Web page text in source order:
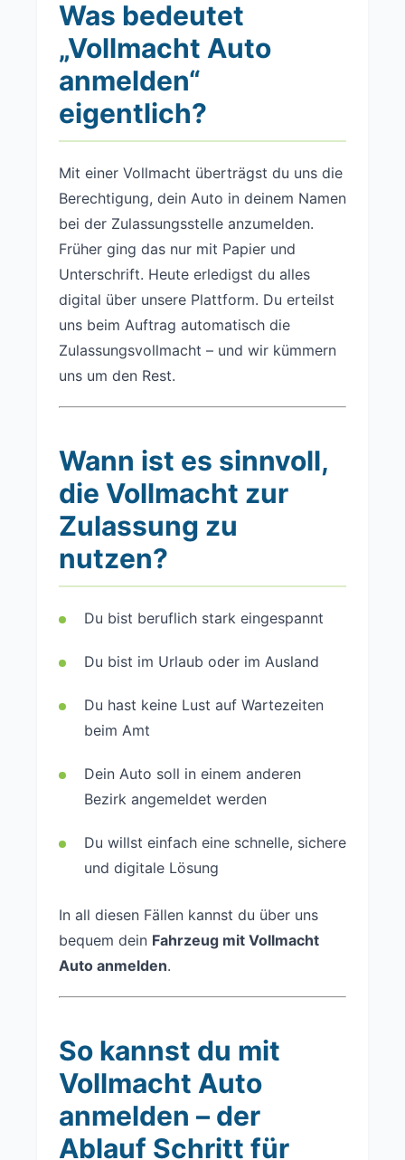
Was bedeutet
„Vollmacht Auto
anmelden“
eigentlich?
Mit einer Vollmacht überträgst du uns die
Berechtigung, dein Auto in deinem Namen
bei der Zulassungsstelle anzumelden.
Früher ging das nur mit Papier und
Unterschrift. Heute erledigst du alles
digital über unsere Plattform. Du erteilst
uns beim Auftrag automatisch die
Zulassungsvollmacht – und wir kümmern
uns um den Rest.
Wann ist es sinnvoll,
die Vollmacht zur
Zulassung zu
nutzen?
Du bist beruflich stark eingespannt
Du bist im Urlaub oder im Ausland
Du hast keine Lust auf Wartezeiten
beim Amt
Dein Auto soll in einem anderen
Bezirk angemeldet werden
Du willst einfach eine schnelle, sichere
und digitale Lösung
In all diesen Fällen kannst du über uns
bequem dein Fahrzeug mit Vollmacht
Auto anmelden.
So kannst du mit
Vollmacht Auto
anmelden – der
Ablauf Schritt für